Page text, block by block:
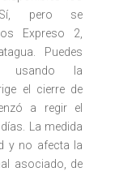
pero se
Expreso 2,
Puedes
usando la
el cierre de
a regir el
La medida
y no afecta la
asociado, de